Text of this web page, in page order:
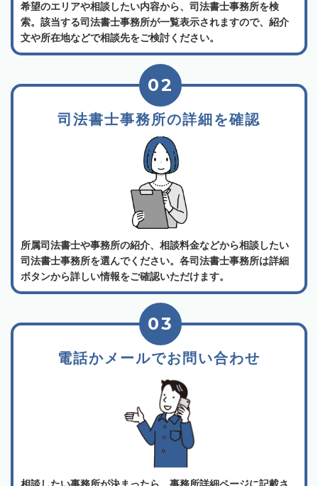
希望のエリアや相談したい内容から、司法書士事務所を検
索。該当する司法書士事務所が一覧表示されますので、紹介
文や所在地などで相談先をご検討ください。
司法書士事務所の詳細を確認
02
所属司法書士や事務所の紹介、相談料金などから相談したい
司法書士事務所を選んでください。各司法書士事務所は詳細
ボタンから詳しい情報をご確認いただけます。
電話かメールでお問い合わせ
03